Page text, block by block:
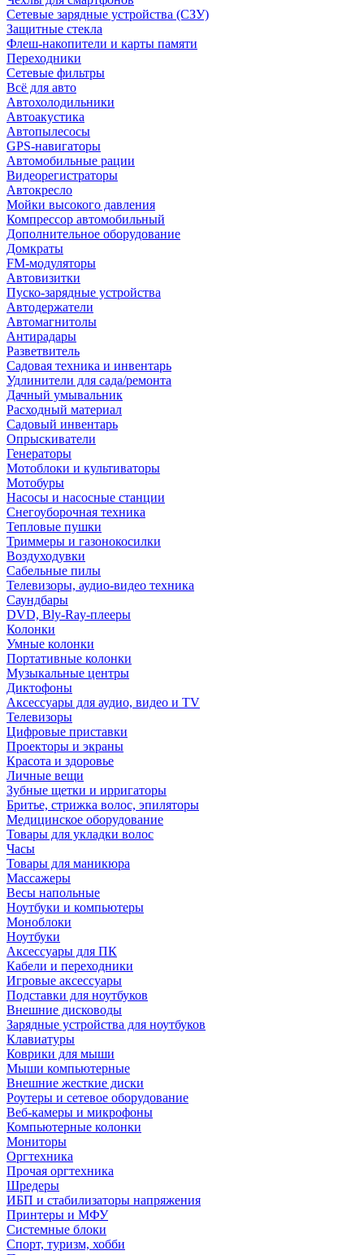
Сетевые зарядные устройства (СЗУ)
Защитные стекла
Флеш-накопители и карты памяти
Переходники
Сетевые фильтры
Всё для авто
Автохолодильники
Автоакустика
Автопылесосы
GPS-навигаторы
Автомобильные рации
Видеорегистраторы
Автокресло
Мойки высокого давления
Компрессор автомобильный
Дополнительное оборудование
Домкраты
FM-модуляторы
Автовизитки
Пуско-зарядные устройства
Автодержатели
Автомагнитолы
Антирадары
Разветвитель
Садовая техника и инвентарь
Удлинители для сада/ремонта
Дачный умывальник
Расходный материал
Садовый инвентарь
Опрыскиватели
Генераторы
Мотоблоки и культиваторы
Мотобуры
Насосы и насосные станции
Снегоуборочная техника
Тепловые пушки
Триммеры и газонокосилки
Воздуходувки
Сабельные пилы
Телевизоры, аудио-видео техника
Саундбары
DVD, Bly-Ray-плееры
Колонки
Умные колонки
Портативные колонки
Музыкальные центры
Диктофоны
Аксессуары для аудио, видео и TV
Телевизоры
Цифровые приставки
Проекторы и экраны
Красота и здоровье
Личные вещи
Зубные щетки и ирригаторы
Бритье, стрижка волос, эпиляторы
Медицинское оборудование
Товары для укладки волос
Часы
Товары для маникюра
Массажеры
Весы напольные
Ноутбуки и компьютеры
Моноблоки
Ноутбуки
Аксессуары для ПК
Кабели и переходники
Игровые аксессуары
Подставки для ноутбуков
Внешние дисководы
Зарядные устройства для ноутбуков
Клавиатуры
Коврики для мыши
Мыши компьютерные
Внешние жесткие диски
Роутеры и сетевое оборудование
Веб-камеры и микрофоны
Компьютерные колонки
Мониторы
Оргтехника
Прочая оргтехника
Шредеры
ИБП и стабилизаторы напряжения
Принтеры и МФУ
Системные блоки
Спорт, туризм, хобби